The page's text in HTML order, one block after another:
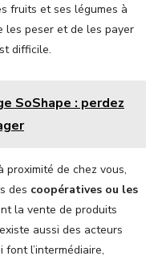
fruits et ses légumes à
les peser et de les payer
difficile.
SoShape : perdez
proximité de chez vous,
des coopératives ou les
la vente de produits
aussi des acteurs
l’intermédiaire,